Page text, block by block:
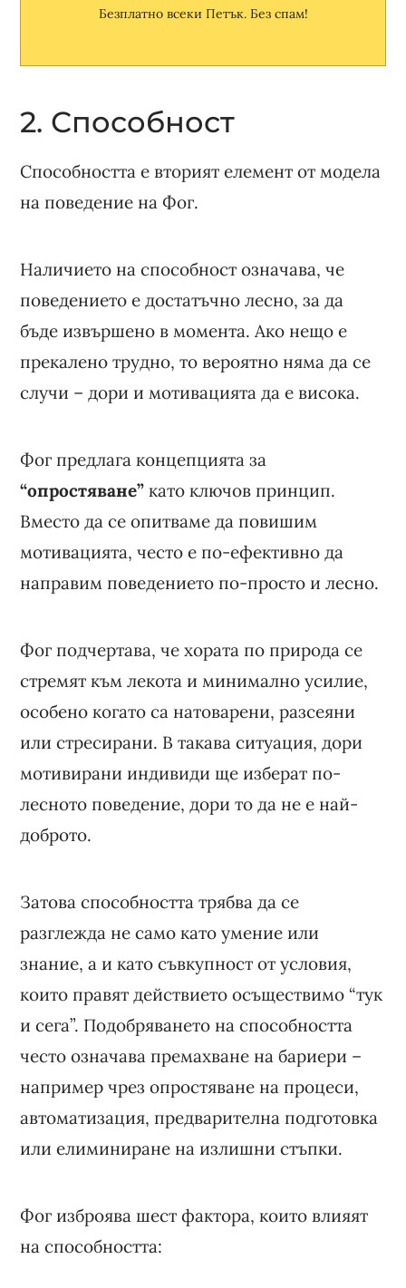
Безплатно всеки Петък. Без спам!
2. Способност
Способността е вторият елемент от модела
на поведение на Фог.
Наличието на способност означава, че
поведението е достатъчно лесно, за да
бъде извършено в момента. Ако нещо е
прекалено трудно, то вероятно няма да се
случи – дори и мотивацията да е висока.
Фог предлага концепцията за
“опростяване” като ключов принцип.
Вместо да се опитваме да повишим
мотивацията, често е по-ефективно да
направим поведението по-просто и лесно.
Фог подчертава, че хората по природа се
стремят към лекота и минимално усилие,
особено когато са натоварени, разсеяни
или стресирани. В такава ситуация, дори
мотивирани индивиди ще изберат по-
лесното поведение, дори то да не е най-
доброто.
Затова способността трябва да се
разглежда не само като умение или
знание, а и като съвкупност от условия,
които правят действието осъществимо “тук
и сега”. Подобряването на способността
често означава премахване на бариери –
например чрез опростяване на процеси,
автоматизация, предварителна подготовка
или елиминиране на излишни стъпки.
Фог изброява шест фактора, които влияят
на способността: